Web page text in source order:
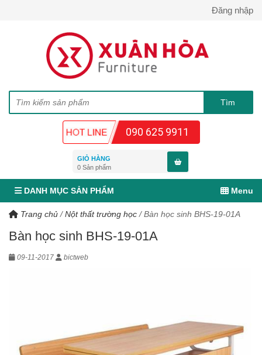
Đăng nhập
090 625 9911
GIỎ HÀNG
0 Sản phẩm
DANH MỤC SẢN PHẨM Menu
Trang chủ /Nột thất trường học /Bàn học sinh BHS-19-01A
Bàn học sinh BHS-19-01A
09-11-2017 bictweb